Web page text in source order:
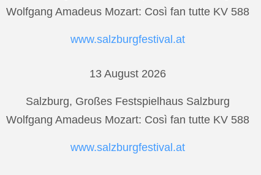
Wolfgang Amadeus Mozart: Così fan tutte KV 588
www.salzburgfestival.at
13 August 2026
Salzburg, Großes Festspielhaus Salzburg
Wolfgang Amadeus Mozart: Così fan tutte KV 588
www.salzburgfestival.at